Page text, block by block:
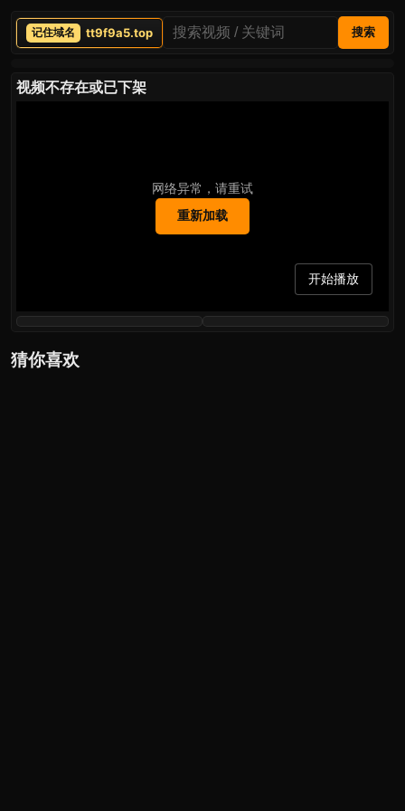
tt9f9a5.top 搜索
视频不存在或已下架
网络异常，请重试
重新加载
开始播放
猜你喜欢